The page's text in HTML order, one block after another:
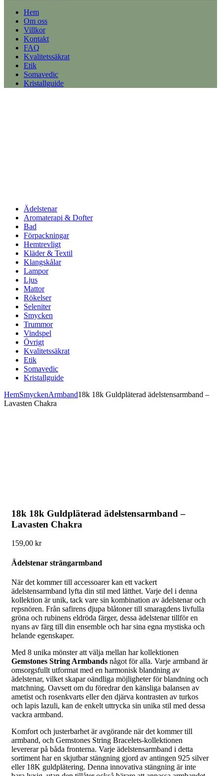
Hem
Om oss
Villkor
Kontakt
FAQ
Kvalitetssäkrat
Etik
Somavedic
Kristallguide
Ädelstenar
Aromaterapi & Dofter
Bad
Förpackningar
Hemtrevligt
Kläder & Textil
Klangskålar
Lampor
Ljus
Mattor
Rökelser
Seleniter
Smycken
Trummor
Vindspel
Övrigt
Kvalitetssäkrat
Etik
Somavedic
Kristallguide
HemSmyckenArmband18k 18k Guldpläterad ädelstensarmband –
Lavasten Chakra
18k 18k Guldpläterad ädelstensarmband –
Lavasten Chakra
159,00 kr
Ädelstenar strängarmband
När det kommer till accessoarer kan ett vackert
ädelstensarmband lyfta din stil med lätthet. Varje del i denna
kollektion är unik, tack vare sin kombination av ädelstenar och
repsnören. Från safirens djupa blåtoner till smaragdens livfulla
gröna och rubinens eldröda färger, dessa ädelstenar tillför en
nyans av färg till din ensemble och har sina egna mystiska och
helande egenskaper.
Med 8 unika mönster att välja mellan har kollektionen
Gemstones String Armbands något för alla. Varje armband är
omsorgsfullt utformat med en harmonisk blandning av
ädelstenar, vilket skapar oändliga möjligheter för blandning och
matchning. Oavsett om du föredrar den känsliga balansen av
ametist och rosenkvarts eller den djärva kontrasten av turkos
och lapis lazuli, kan de enkelt uttrycka sin unika stil med dessa
vackra armband.
Komfort och justerbarhet är avgörande när det kommer till
armband, och Gemstones String Bracelets-kollektionen
levererar på båda fronterna. Varje ädelstensarmband i detta
sortiment har en skjutbar stängning gjord av antingen 925 silver
eller 18K guldplätering. Denna innovativa stängning är inte